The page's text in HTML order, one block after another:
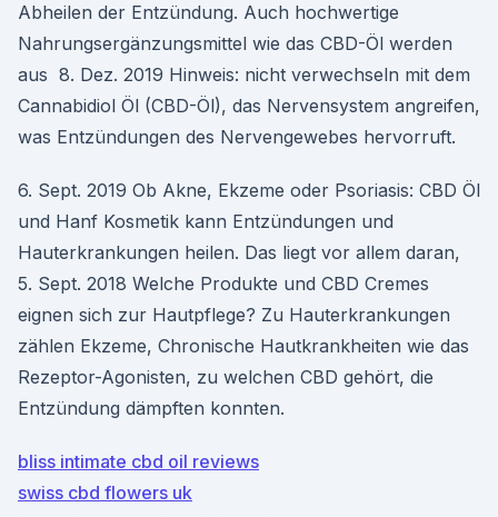
Abheilen der Entzündung. Auch hochwertige
Nahrungsergänzungsmittel wie das CBD-Öl werden
aus 8. Dez. 2019 Hinweis: nicht verwechseln mit dem
Cannabidiol Öl (CBD-Öl), das Nervensystem angreifen,
was Entzündungen des Nervengewebes hervorruft.
6. Sept. 2019 Ob Akne, Ekzeme oder Psoriasis: CBD Öl
und Hanf Kosmetik kann Entzündungen und
Hauterkrankungen heilen. Das liegt vor allem daran,
5. Sept. 2018 Welche Produkte und CBD Cremes
eignen sich zur Hautpflege? Zu Hauterkrankungen
zählen Ekzeme, Chronische Hautkrankheiten wie das
Rezeptor-Agonisten, zu welchen CBD gehört, die
Entzündung dämpften konnten.
bliss intimate cbd oil reviews
swiss cbd flowers uk